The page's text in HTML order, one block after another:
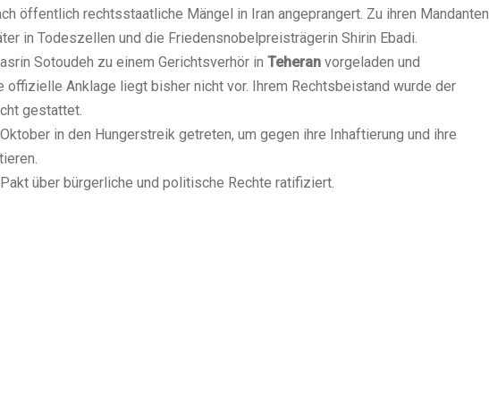
öffentlich rechtsstaatliche Mängel in Iran angeprangert. Zu ihren Mandanten
in Todeszellen und die Friedensnobelpreisträgerin Shirin Ebadi.
Sotoudeh zu einem Gerichtsverhör in Teheran vorgeladen und
offizielle Anklage liegt bisher nicht vor. Ihrem Rechtsbeistand wurde der
gestattet.
in den Hungerstreik getreten, um gegen ihre Inhaftierung und ihre
über bürgerliche und politische Rechte ratifiziert.